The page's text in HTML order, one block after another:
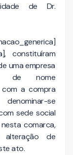
de Dr.
constituíram
uma empresa
de nome
com a compra
se
sede social
comarca,
alteração de
ato.